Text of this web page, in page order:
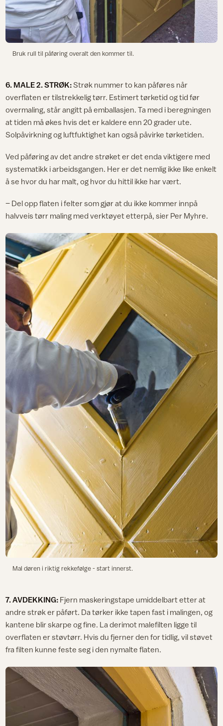
Bruk rull til påføring overalt den kommer til.
6. MALE 2. STRØK:Strøk nummer to kan påføres når
overflaten er tilstrekkelig tørr. Estimert tørketid og tid før
overmaling, står angitt på emballasjen. Ta med i beregningen
at tiden må økes hvis det er kaldere enn 20 grader ute.
Solpåvirkning og luftfuktighet kan også påvirke tørketiden.
Ved påføring av det andre strøket er det enda viktigere med
systematikk i arbeidsgangen. Her er det nemlig ikke like enkelt
å se hvor du har malt, og hvor du hittil ikke har vært.
– Del opp flaten i felter som gjør at du ikke kommer innpå
halvveis tørr maling med verktøyet etterpå, sier Per Myhre.
Mal døren i riktig rekkefølge - start innerst.
7. AVDEKKING: Fjern maskeringstape umiddelbart etter at
andre strøk er påført. Da tørker ikke tapen fast i malingen, og
kantene blir skarpe og fine. La derimot malefilten ligge til
overflaten er støvtørr. Hvis du fjerner den for tidlig, vil støvet
fra filten kunne feste seg i den nymalte flaten.